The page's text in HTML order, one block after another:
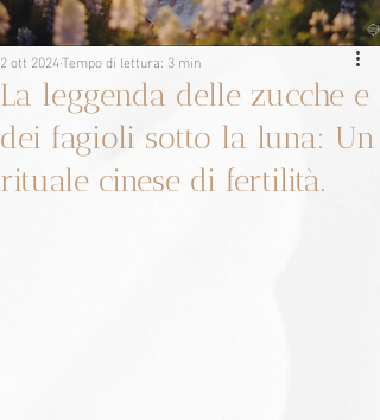
La leggenda delle zucche e
dei fagioli sotto la luna: Un
rituale cinese di fertilità.
2 ott 2024Tempo di lettura: 3 min